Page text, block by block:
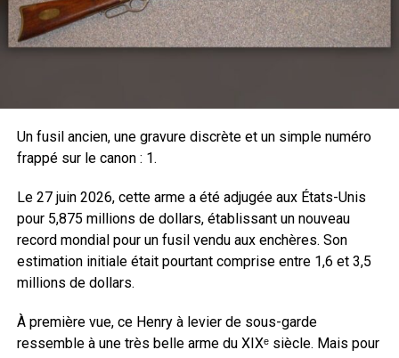
verrou latéral permet de plier l’arme à ce niveau et de
rabattre toute la partie canon et garde-main vers l’arrière.
45 cm, crosse et canon de 16’’ pliés.
Un fusil ancien, une gravure discrète et un simple numéro
frappé sur le canon : 1.
Le 27 juin 2026, cette arme a été adjugée aux États-Unis
pour 5,875 millions de dollars, établissant un nouveau
record mondial pour un fusil vendu aux enchères. Son
estimation initiale était pourtant comprise entre 1,6 et 3,5
millions de dollars.
À première vue, ce Henry à levier de sous-garde
ressemble à une très belle arme du XIXᵉ siècle. Mais pour